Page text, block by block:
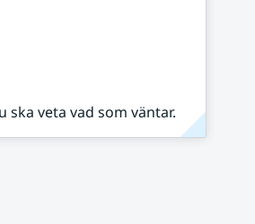
veta vad som väntar.